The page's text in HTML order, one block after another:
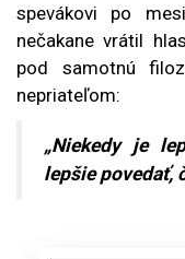
spevákovi po
nečakane vrátil
pod samotnú
nepriateľom:
„Niekedy je
lepšie povedať,